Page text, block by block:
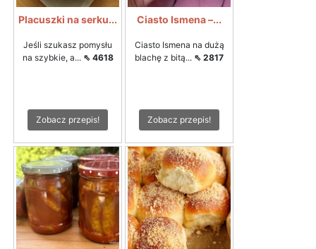
Placuszki na serku...
Jeśli szukasz pomysłu
na szybkie, a... ⇖ 4618
Zobacz przepis!
Ciasto Ismena –...
Ciasto Ismena na dużą
blachę z bitą... ⇖ 2817
Zobacz przepis!